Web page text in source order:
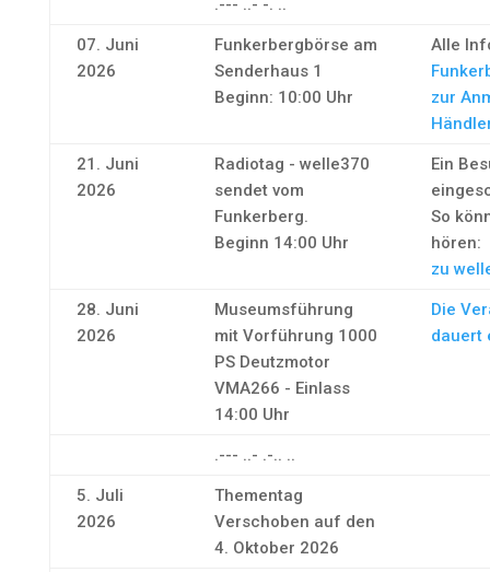
.--- ..- -. ..
07. Juni
2026
Funkerbergbörse am
Senderhaus 1
Beginn: 10:00 Uhr
Alle
zur
21. Juni
2026
Radiotag - welle370
sendet vom
Funkerberg.
Beginn 14:00 Uhr
Ein
So
hören:
zu
28. Juni
2026
Museumsführung
mit Vorführung 1000
PS Deutzmotor
VMA266 - Einlass
14:00 Uhr
Die
dauert
.--- ..- .-.. ..
5. Juli
2026
Thementag
Verschoben auf den
4. Oktober 2026